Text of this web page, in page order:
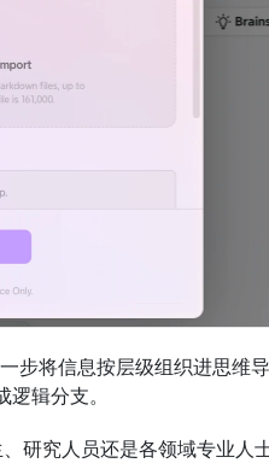
步将信息按层级组织进思维
辑分支。
究人员还是各领域专业人